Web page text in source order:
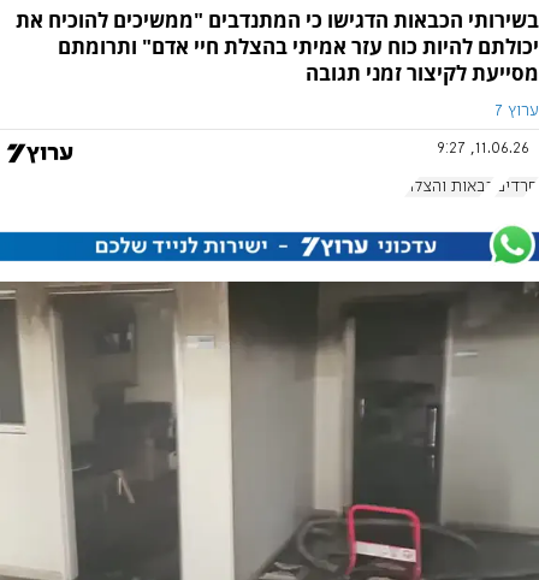
בשירותי הכבאות הדגישו כי המתנדבים "ממשיכים להוכיח את
יכולתם להיות כוח עזר אמיתי בהצלת חיי אדם" ותרומתם
מסייעת לקיצור זמני תגובה
ערוץ 7
11.06.26, 9:27
חרדים כבאות והצלה